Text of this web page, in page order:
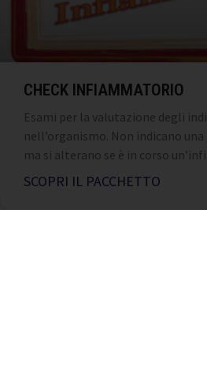
CHECK INFIAMMATORIO
Esami per la valutazione degli
nell’organismo. Non indicano
ma si alterano se è in corso
SCOPRI IL PACCHETTO